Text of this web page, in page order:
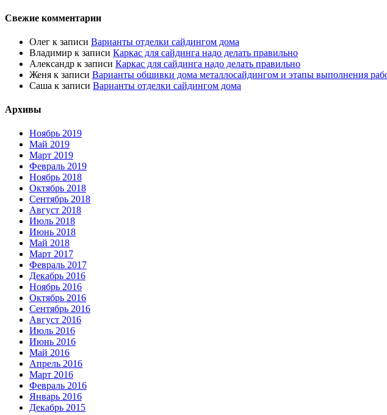
Свежие комментарии
Олег к записи Варианты отделки сайдингом дома
Владимир к записи Каркас для сайдинга надо делать правильно
Александр к записи Каркас для сайдинга надо делать правильно
Женя к записи Варианты обшивки дома металлосайдингом и этапы выполнения
Саша к записи Варианты отделки сайдингом дома
Архивы
Ноябрь 2019
Май 2019
Март 2019
Февраль 2019
Ноябрь 2018
Октябрь 2018
Сентябрь 2018
Август 2018
Июль 2018
Июнь 2018
Май 2018
Март 2017
Февраль 2017
Декабрь 2016
Ноябрь 2016
Октябрь 2016
Сентябрь 2016
Август 2016
Июль 2016
Июнь 2016
Май 2016
Апрель 2016
Март 2016
Февраль 2016
Январь 2016
Декабрь 2015